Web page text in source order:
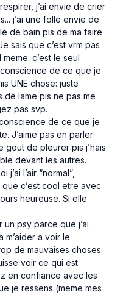
j’ai envie de crier
j’ai une folle envie de
de bain pis de ma faire
sais que c’est vrm pas
c’est le seul
conscience de ce que je
UNE chose: juste
de lame pis ne pas me
pas svp.
de ce que je
J’aime pas en parler
gout de pleurer pis j’hais
devant les autres.
l’air “normal”,
que c’est cool etre avec
heureuse. Si elle
un psy parce que j’ai
m’aider a voir le
de mauvaises choses
voir ce qui est
en confiance avec les
je ressens (meme mes